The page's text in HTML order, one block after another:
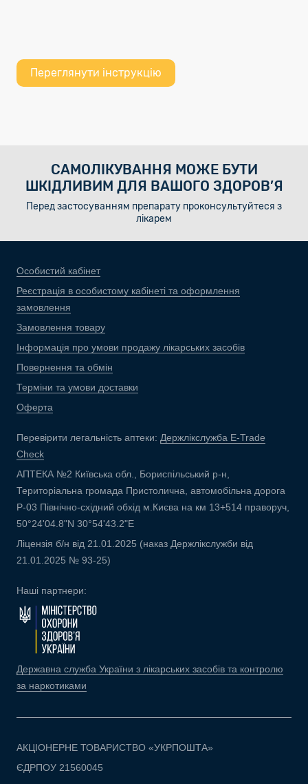
Переглянути інструкцію
САМОЛІКУВАННЯ МОЖЕ БУТИ
ШКІДЛИВИМ ДЛЯ ВАШОГО ЗДОРОВ’Я
Перед застосуванням препарату проконсультуйтеся з
лікарем
Особистий кабінет
Реєстрація в особистому кабінеті та оформлення
замовлення
Замовлення товару
Інформація про умови продажу лікарських засобів
Повернення та обмін
Терміни та умови доставки
Оферта
Перевірити легальність аптеки: Держлікслужба E-Trade
Check
АПТЕКА №2 Київська обл., Бориспільський р-н,
Територіальна громада Пристолична, автомобільна дорога
Р-03 Північно-східний обхід м.Києва на км 13+514 праворуч,
50°24'04.8"N 30°54'43.2"E
Ліцензія б/н від 21.01.2025 (наказ Держлікслужби від
21.01.2025 № 93-25)
Наші партнери:
Державна служба України з лікарських засобів та контролю
за наркотиками
АКЦІОНЕРНЕ ТОВАРИСТВО «УКРПОШТА»
ЄДРПОУ 21560045